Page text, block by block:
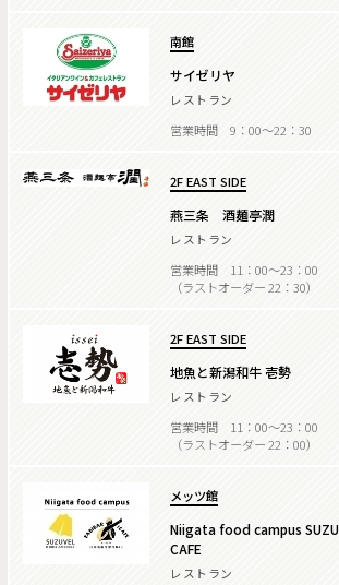
南館
サイゼリヤ
レストラン
営業時間 9：00～22：30
2F EAST SIDE
燕三条 酒麺亭潤
レストラン
営業時間 11：00～23：00
（ラストオーダー 22：30）
2F EAST SIDE
地魚と新潟和牛 壱勢
レストラン
営業時間 11：00～23：00
（ラストオーダー 22：00）
メッツ館
Niigata food campus
CAFE
レストラン